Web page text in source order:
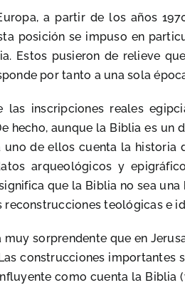
a partir de los años
posición se impuso en
Estos pusieron de relieve
por tanto a una sola
inscripciones reales
aunque la Biblia es un
de ellos cuenta la
arqueológicos y
que la Biblia no sea
teológicas e
sorprendente que en
construcciones
como cuenta la Biblia